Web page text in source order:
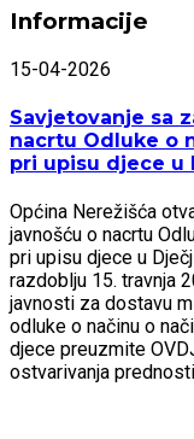
Informacije
15-04-2026
Savjetovanje sa
nacrtu Odluke o
pri upisu djece u
Općina Nerežišća
javnošću o nacrtu
pri upisu djece u
razdoblju 15. travnja
javnosti za dostavu
odluke o načinu o
djece preuzmite
ostvarivanja